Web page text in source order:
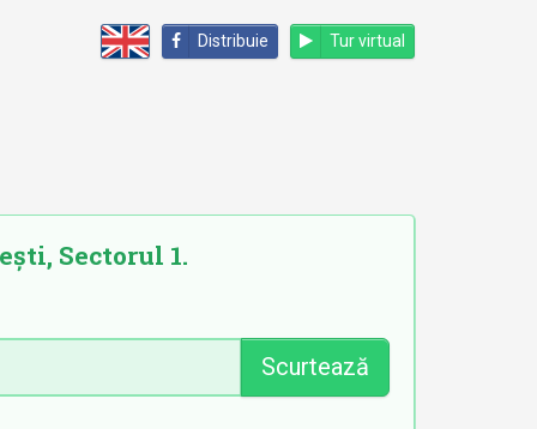
Distribuie Tur virtual
Sectorul 1.
Scurtează